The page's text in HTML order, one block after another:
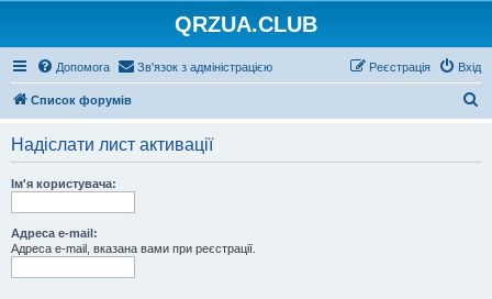
QRZUA.CLUB
Допомога Зв'язок з адміністрацією Вхід
Реєстрація
Список форумів
Надіслати лист активації
Ім'я користувача:
Адреса e-mail:
Адреса e-mail, вказана вами при реєстрації.